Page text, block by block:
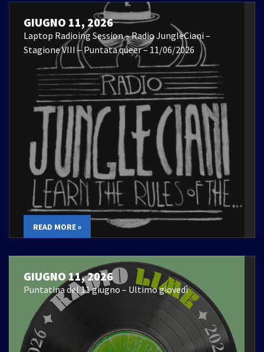
GIUGNO 11, 2026
Laptop Radioing Session – Radio JungleCiani –
Stagione VIII – Puntata queer – 11/06/2026
READ MORE »
GIUGNO 11, 2026
Puntatina del 11 giugno – Ultimo giovedì